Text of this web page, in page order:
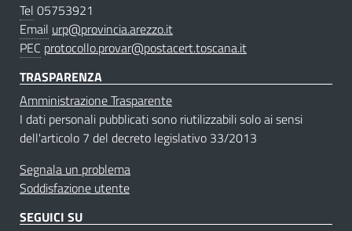
Tel 05753921
Email urp@provincia.arezzo.it
PEC protocollo.provar@postacert.toscana.it
TRASPARENZA
Amministrazione Trasparente
I dati personali pubblicati sono riutilizzabili solo ai sensi
dell'articolo 7 del decreto legislativo 33/2013
Segnala un problema
Soddisfazione utente
SEGUICI SU